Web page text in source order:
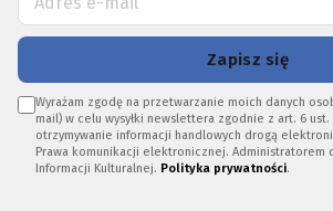
Zapisz się
Wyrażam zgodę na przetwarzanie moich danych
mail) w celu wysyłki newslettera zgodnie z art. 6 ust.
otrzymywanie informacji handlowych drogą
Prawa komunikacji elektronicznej. Administratorem
Informacji Kulturalnej. Polityka prywatności.